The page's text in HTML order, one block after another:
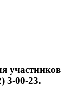
участников
3-00-23.